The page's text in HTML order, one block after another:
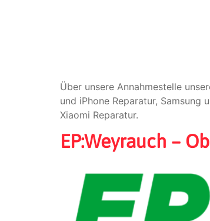
Über unsere Annahmestelle
und iPhone Reparatur, Samsung
Xiaomi Reparatur.
EP:Weyrauch –